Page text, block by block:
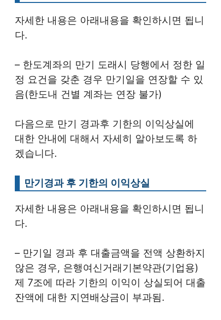
자세한 내용은 아래내용을 확인하시면 됩니
다.
– 한도계좌의 만기 도래시 당행에서 정한 일
정 요건을 갖춘 경우 만기일을 연장할 수 있
음(한도내 건별 계좌는 연장 불가)
다음으로 만기 경과후 기한의 이익상실에
대한 안내에 대해서 자세히 알아보도록 하
겠습니다.
만기경과 후 기한의 이익상실
자세한 내용은 아래내용을 확인하시면 됩니
다.
– 만기일 경과 후 대출금액을 전액 상환하지
않은 경우, 은행여신거래기본약관(기업용)
제 7조에 따라 기한의 이익이 상실되어 대출
잔액에 대한 지연배상금이 부과됨.